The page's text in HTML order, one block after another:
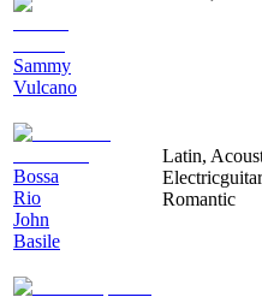
Sammy
Vulcano
Bossa
Rio
John
Basile
Latin,
Romantic